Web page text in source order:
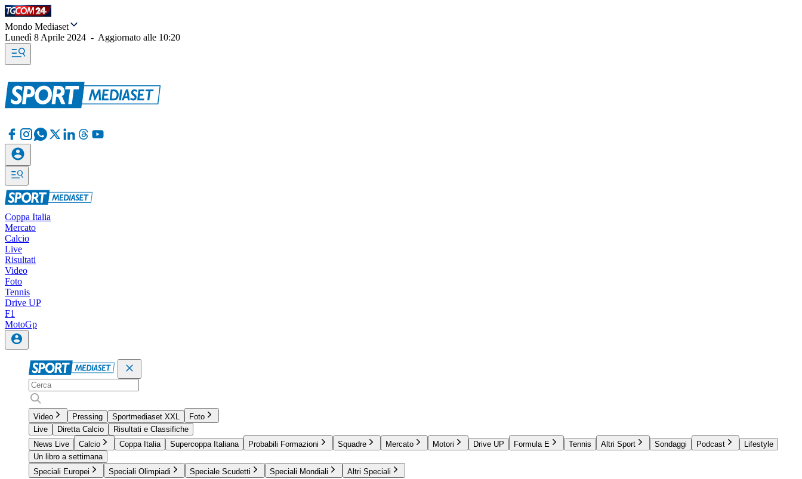
Mondo Mediaset
Lunedì 8 Aprile 2024 - Aggiornato alle 10:20
Coppa Italia
Mercato
Calcio
Live
Risultati
Video
Foto
Tennis
Drive UP
F1
MotoGp
Video Pressing Sportmediaset XXL
Foto
Live
Diretta Calcio
Risultati e Classifiche
News Live
Calcio Coppa Italia Supercoppa Italiana Probabili Formazioni Squadre Mercato Motori Drive UP Formula E Tennis Altri Sport Sondaggi Podcast
Lifestyle
Un libro a settimana
Speciali Europei
Speciali Olimpiadi Speciale Scudetti Speciali Mondiali Altri Speciali